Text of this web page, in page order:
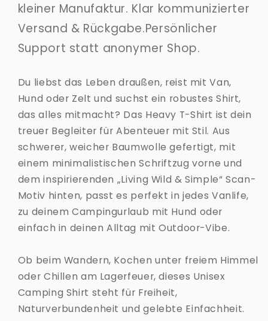
HundeliebeHundeliebe
kleiner Manufaktur. Klar kommunizierter
Versand & Rückgabe.Persönlicher
Support statt anonymer Shop.
Du liebst das Leben draußen, reist mit Van,
Hund oder Zelt und suchst ein robustes Shirt,
das alles mitmacht? Das Heavy T-Shirt ist dein
treuer Begleiter für Abenteuer mit Stil. Aus
schwerer, weicher Baumwolle gefertigt, mit
einem minimalistischen Schriftzug vorne und
dem inspirierenden „Living Wild & Simple“ Scan-
Motiv hinten, passt es perfekt in jedes Vanlife,
zu deinem Campingurlaub mit Hund oder
einfach in deinen Alltag mit Outdoor-Vibe.
Ob beim Wandern, Kochen unter freiem Himmel
oder Chillen am Lagerfeuer, dieses Unisex
Camping Shirt steht für Freiheit,
Naturverbundenheit und gelebte Einfachheit.